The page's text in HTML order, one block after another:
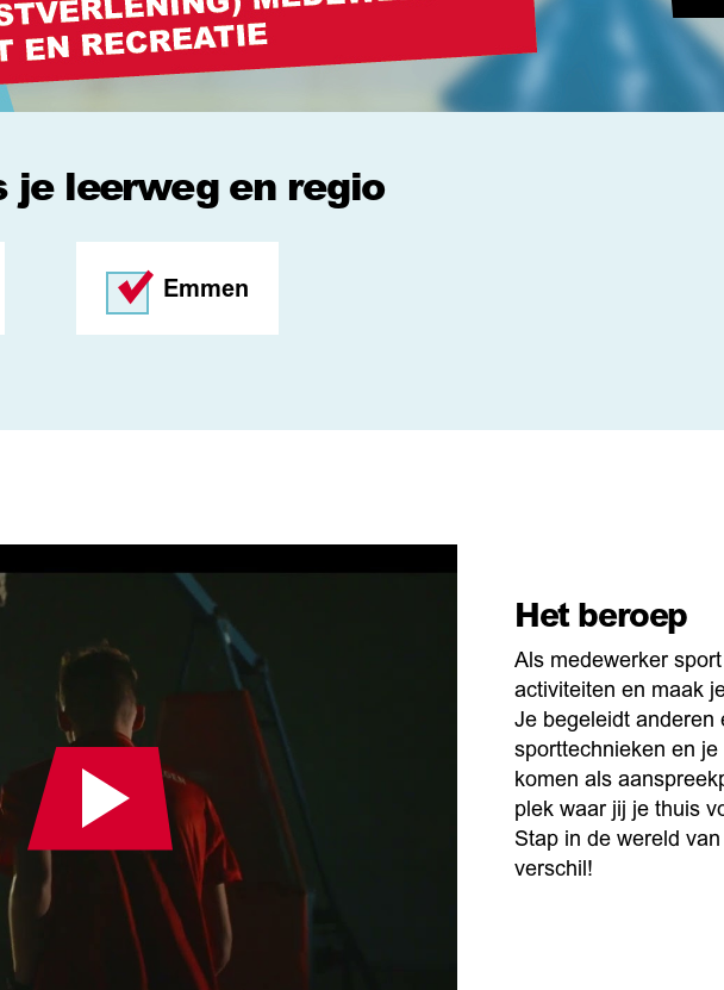
je leerweg en regio
Emmen
Het beroep
Als medewerker
activiteiten en maak
Je begeleidt anderen
sporttechnieken en
komen als
plek waar jij je thuis
Stap in de wereld
verschil!